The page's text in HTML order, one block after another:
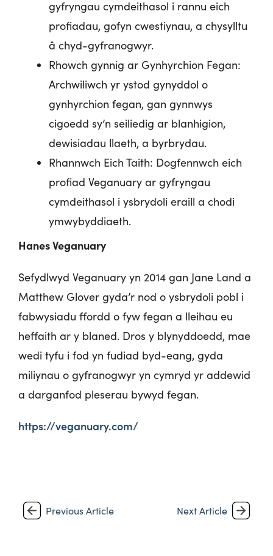
gyfryngau cymdeithasol i rannu eich
profiadau, gofyn cwestiynau, a chysylltu
â chyd-gyfranogwyr.
Rhowch gynnig ar Gynhyrchion Fegan:
Archwiliwch yr ystod gynyddol o
gynhyrchion fegan, gan gynnwys
cigoedd sy’n seiliedig ar blanhigion,
dewisiadau llaeth, a byrbrydau.
Rhannwch Eich Taith: Dogfennwch eich
profiad Veganuary ar gyfryngau
cymdeithasol i ysbrydoli eraill a chodi
ymwybyddiaeth.
Hanes Veganuary
Sefydlwyd Veganuary yn 2014 gan Jane Land a
Matthew Glover gyda’r nod o ysbrydoli pobl i
fabwysiadu ffordd o fyw fegan a lleihau eu
heffaith ar y blaned. Dros y blynyddoedd, mae
wedi tyfu i fod yn fudiad byd-eang, gyda
miliynau o gyfranogwyr yn cymryd yr addewid
a darganfod pleserau bywyd fegan.
https://veganuary.com/
Previous Article Next Article